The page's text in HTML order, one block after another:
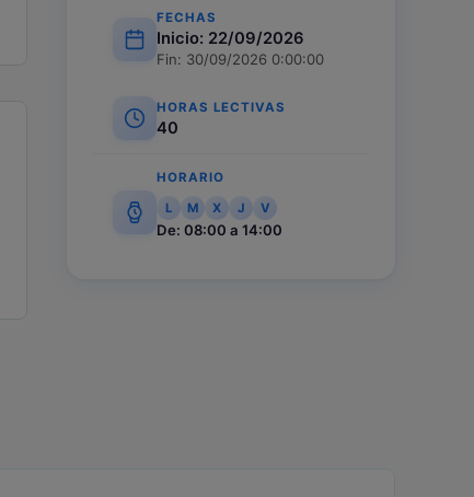
FECHAS
Inicio: 22/09/2026
Fin: 30/09/2026 0:00:00
HORAS LECTIVAS
40
HORARIO
L
M X J V
De: 08:00 a 14:00